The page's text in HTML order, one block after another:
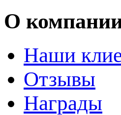
О
Наши
Отзывы
Награды